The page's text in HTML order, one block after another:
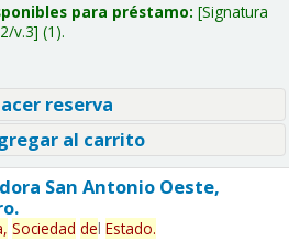
para préstamo: Signatura
v.3 (1).
reserva
al carrito
San Antonio Oeste,
Sociedad del Estado.